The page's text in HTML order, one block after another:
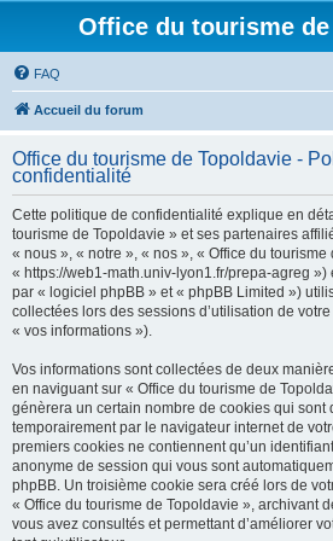
Office du tourisme
FAQ
Accueil du forum
Office du tourisme de Topoldavie -
confidentialité
Cette politique de confidentialité explique en
tourisme de Topoldavie » et ses partenaires
« nous », « notre », « nos », « Office du tourisme
« https://web1-math.univ-lyon1.fr/prepa-agreg
par « logiciel phpBB » et « phpBB Limited »)
collectées lors des sessions d’utilisation de
« vos informations »).
Vos informations sont collectées de deux
en naviguant sur « Office du tourisme de
génèrera un certain nombre de cookies qui sont
temporairement par le navigateur internet de
premiers cookies ne contiennent qu’un
anonyme de session qui vous sont
phpBB. Un troisième cookie sera créé lors de
« Office du tourisme de Topoldavie », archivant
vous avez consultés et permettant d’améliorer